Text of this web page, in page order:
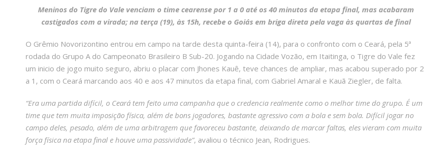
Meninos do Tigre do Vale venciam o time cearense por 1 a 0 até os 40 minutos da etapa final, mas acabaram
castigados com a virada; na terça (19), às 15h, recebe o Goiás em briga direta pela vaga às quartas de final
O Grêmio Novorizontino entrou em campo na tarde desta quinta-feira (14), para o confronto com o Ceará, pela 5ª
rodada do Grupo A do Campeonato Brasileiro B Sub-20. Jogando na Cidade Vozão, em Itaitinga, o Tigre do Vale fez
um inicio de jogo muito seguro, abriu o placar com Jhones Kauê, teve chances de ampliar, mas acabou superado por 2
a 1, com o Ceará marcando aos 40 e aos 47 minutos da etapa final, com Gabriel Amaral e Kauã Ziegler, de falta.
“Era uma partida difícil, o Ceará tem feito uma campanha que o credencia realmente como o melhor time do grupo. É um
time que tem muita imposição física, além de bons jogadores, bastante agressivo com a bola e sem bola. Difícil jogar no
campo deles, pesado, além de uma arbitragem que favoreceu bastante, deixando de marcar faltas, eles vieram com muita
força física na etapa final e houve uma passividade”, avaliou o técnico Jean, Rodrigues.